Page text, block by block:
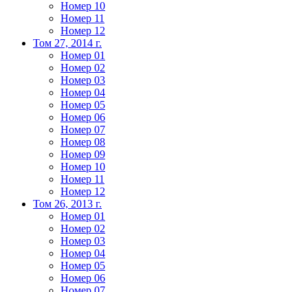
Номер 10
Номер 11
Номер 12
Том 27, 2014 г.
Номер 01
Номер 02
Номер 03
Номер 04
Номер 05
Номер 06
Номер 07
Номер 08
Номер 09
Номер 10
Номер 11
Номер 12
Том 26, 2013 г.
Номер 01
Номер 02
Номер 03
Номер 04
Номер 05
Номер 06